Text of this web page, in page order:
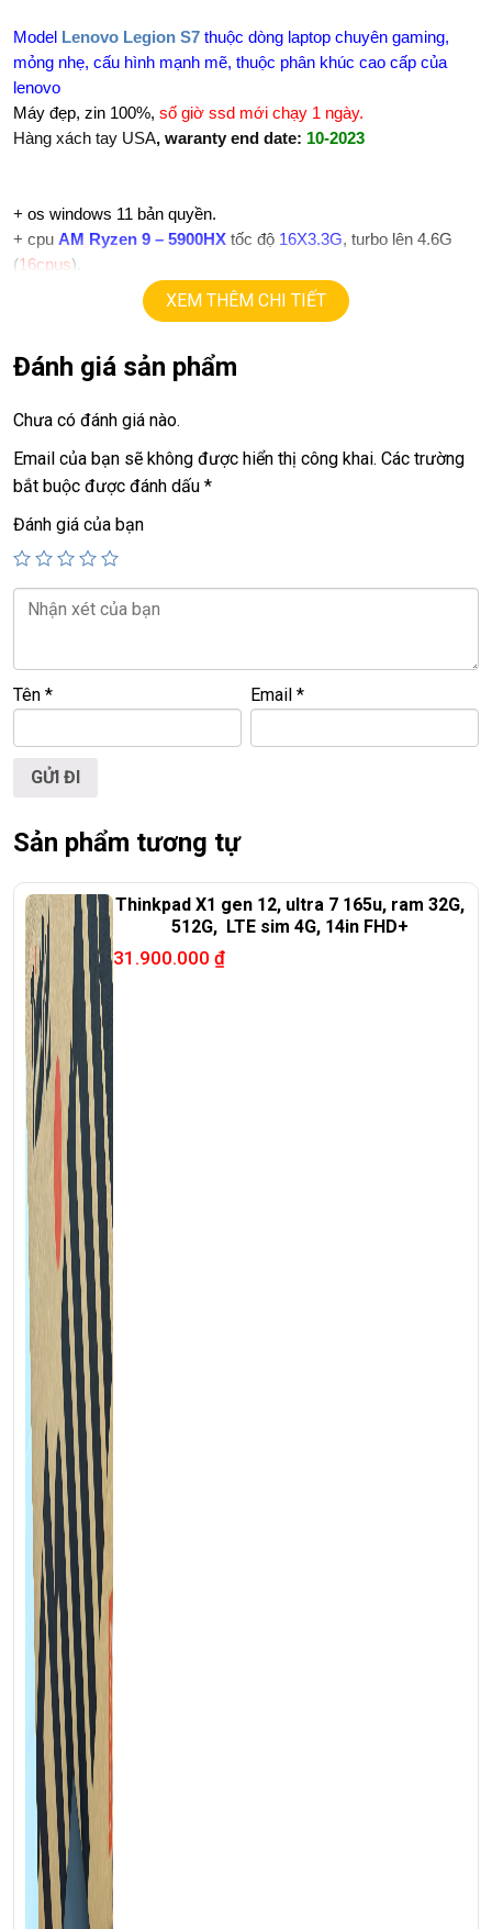
Model Lenovo Legion S7 thuộc dòng laptop chuyên gaming,
mỏng nhẹ, cấu hình mạnh mẽ, thuộc phân khúc cao cấp của
lenovo
Máy đẹp, zin 100%, số giờ ssd mới chạy 1 ngày.
Hàng xách tay USA, waranty end date: 10-2023
+ os windows 11 bản quyền.
+ cpu AM Ryzen 9 – 5900HX tốc độ 16X3.3G, turbo lên 4.6G
(16cpus).
Nvme samsung.
SRGB
==> vga AMD Radeon Graphic
+USB type C, webcam, HDMI, Lan port, thunder port….
+ Pin 80wh
+ Phím chiclet, full phím số, đèn bàn phím tùy chỉnh màu
Giá : 39.9tr
LAPTOP TRIỀU PHÁT – UY TÍN – CHẤT LƯỢNG – GIÁ RẺ.
Face. Viber. Zalo : 0938.078.389
<<< Tất cả sản phẩm Laptop Triều Phát đều được bao ra
hãng check! >>>
XEM THÊM CHI TIẾT
Đánh giá sản phẩm
Chưa có đánh giá nào.
Email của bạn sẽ không được hiển thị công khai. Các trường
bắt buộc được đánh dấu *
Đánh giá của bạn
Tên * Email*
Sản phẩm tương tự
Thinkpad X1 gen 12, ultra 7 165u, ram 32G,
512G, LTE sim 4G, 14in FHD+
31.900.000 ₫